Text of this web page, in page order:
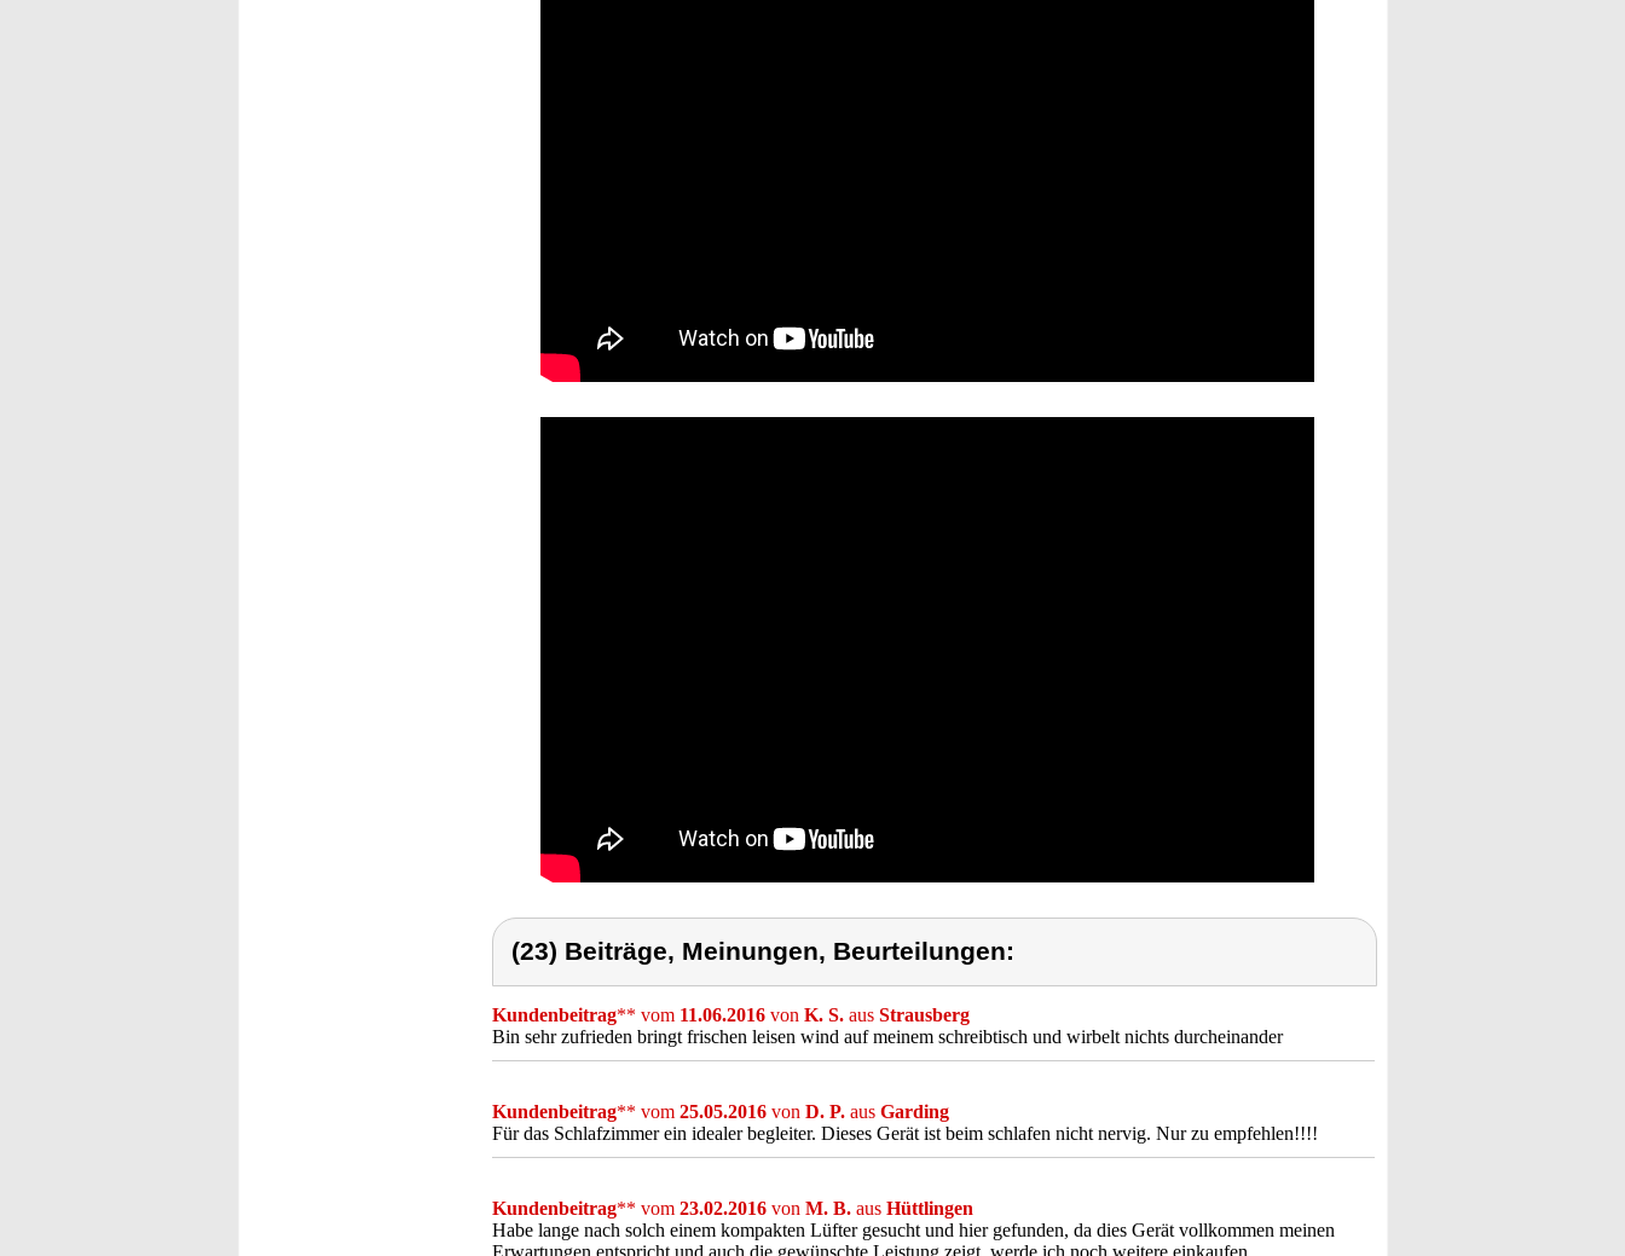
(23) Beiträge, Meinungen, Beurteilungen:
Kundenbeitrag** vom 11.06.2016 von K. S. aus Strausberg
Bin sehr zufrieden bringt frischen leisen wind auf meinem schreibtisch und wirbelt nichts durcheinander
Kundenbeitrag** vom 25.05.2016 von D. P. aus Garding
Für das Schlafzimmer ein idealer begleiter. Dieses Gerät ist beim schlafen nicht nervig. Nur zu empfehlen!!!!
Kundenbeitrag** vom 23.02.2016 von M. B. aus Hüttlingen
Habe lange nach solch einem kompakten Lüfter gesucht und hier gefunden, da dies Gerät vollkommen meinen
Erwartungen entspricht und auch die gewünschte Leistung zeigt, werde ich noch weitere einkaufen.